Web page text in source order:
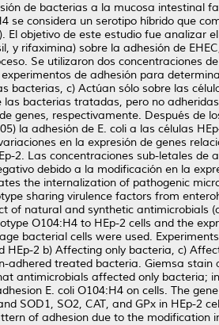
de bacterias a la mucosa intestinal
se considera un serotipo híbrido que
El objetivo de este estudio fue
y rifaximina) sobre la adhesión de
Se utilizaron dos concentraciones
de adhesión para
bacterias, c) Actúan sólo sobre las
bacterias tratadas, pero no
genes, respectivamente. Después de
la adhesión de E. coli a las células
en la expresión de genes
2. Las concentraciones sub-letales
debido a la modificación en la
the internalization of pathogenic
sharing virulence factors from
of natural and synthetic antimicrobials
O104:H4 to HEp-2 cells and the
bacterial cells were used.
2 b) Affecting only bacteria, c)
adhered treated bacteria. Giemsa stain
antimicrobials affected only bacteria;
E. coli O104:H4 on cells. The
SOD1, SO2, CAT, and GPx in HEp-2
of adhesion due to the modification